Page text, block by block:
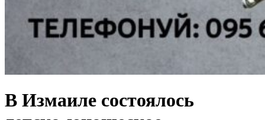
В Измаиле состоялось